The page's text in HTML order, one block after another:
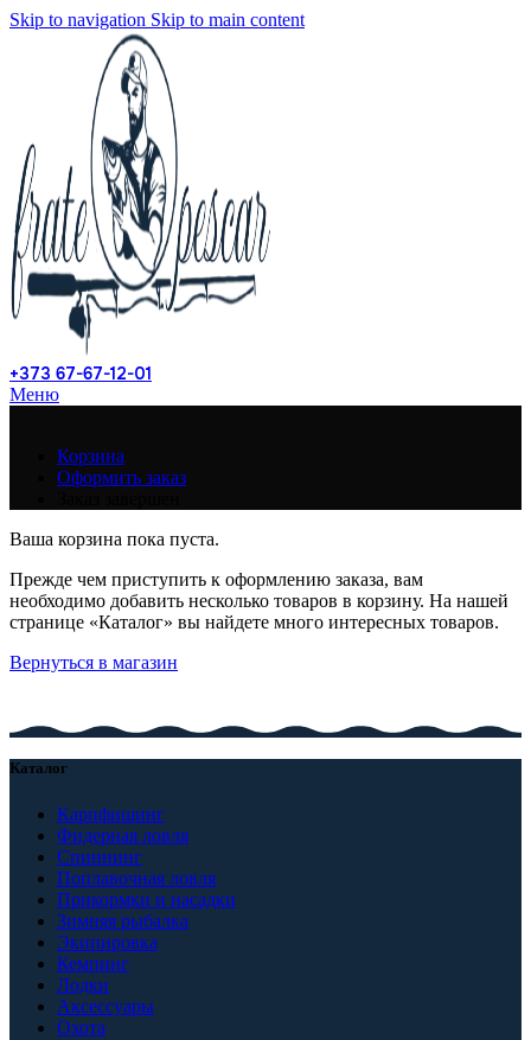
Skip to navigation Skip to main content
+373 67-67-12-01
Меню
Корзина
Оформить заказ
Ваша корзина пока пуста.
Прежде чем приступить к оформлению заказа, вам
необходимо добавить несколько товаров в корзину. На нашей
странице «Каталог» вы найдете много интересных товаров.
Вернуться в магазин
Каталог
Карпфишинг
Фидерная ловля
Спиннинг
Поплавочная ловля
Прикормки и насадки
Зимняя рыбалка
Экипировка
Кемпинг
Лодки
Аксессуары
Охота